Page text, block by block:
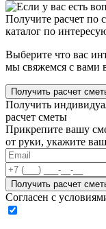
Получите расчет по
каталог по
Выберите что вас
мы свяжемся с вами
Получить расчет
Получить
расчет сметы
Прикрепите вашу
от руки, укажите
Согласен с